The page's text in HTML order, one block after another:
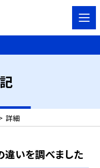
詳細
いを調べました